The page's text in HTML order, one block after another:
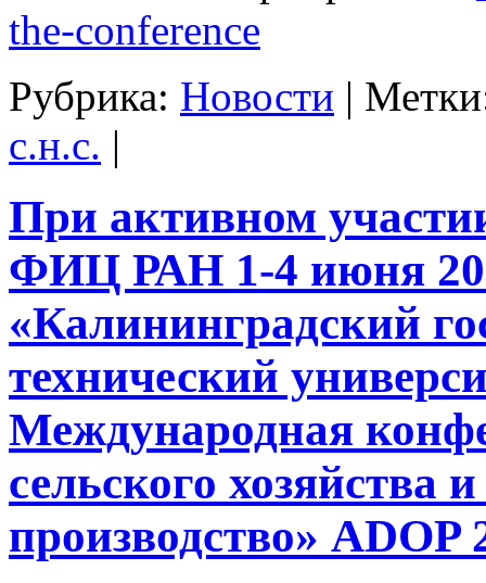
the-conference
Рубрика: Новости |
с.н.с. |
При активном
ФИЦ РАН 1-4 июня
«Калининградский
технический
Международная
сельского хозяйства
производство» ADOP